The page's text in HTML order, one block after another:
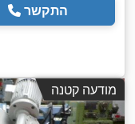
התקשר
מודעה קטנה